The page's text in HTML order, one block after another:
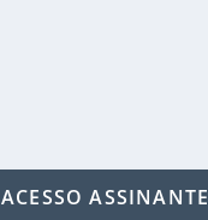
ACESSO ASSINANTE